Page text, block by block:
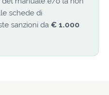
schede di
sanzioni da € 1.000